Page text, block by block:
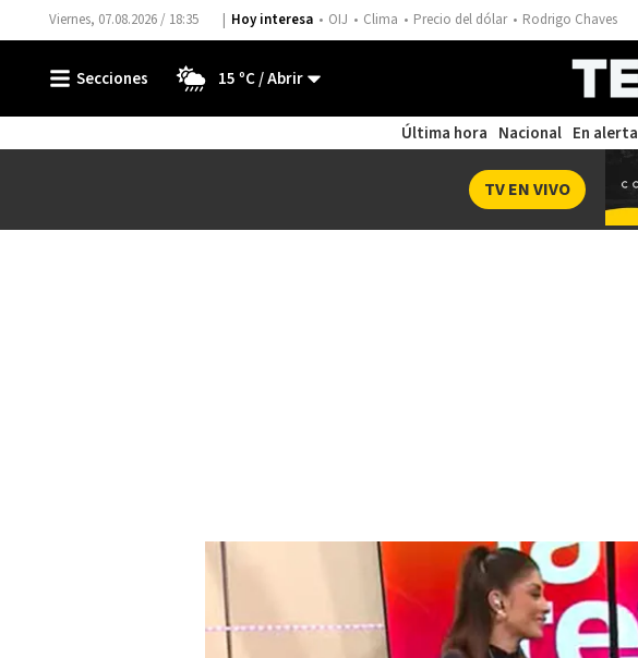
Viernes, 07.08.2026 / 18:35 Hoy interesa OIJ Clima Precio del dólar Rodrigo Chaves
15 ºC
Última hora Nacional En alerta
TV EN VIVO